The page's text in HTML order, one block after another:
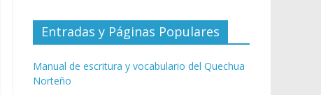
Entradas y Páginas Populares
Manual de escritura y vocabulario del Quechua
Norteño